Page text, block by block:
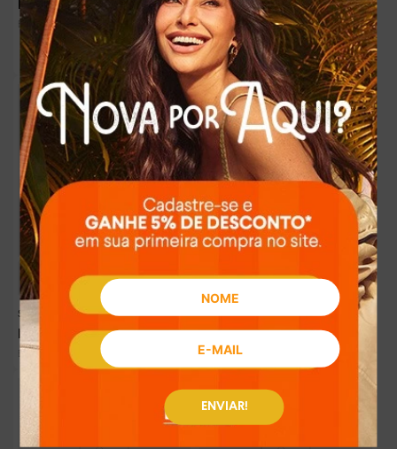
ENVIAR!
159 ,90
Em até5x 98 sem juros
Sapatilha Pink Cats Infantil Preta
R$
169,90
Em até 5x 33,98sem juros
Sapatilha Pink Cats Infantil Bege
90
R$ 98sem juros
Sapatilha Pink Cats Infantil Azul
Em até5xR$